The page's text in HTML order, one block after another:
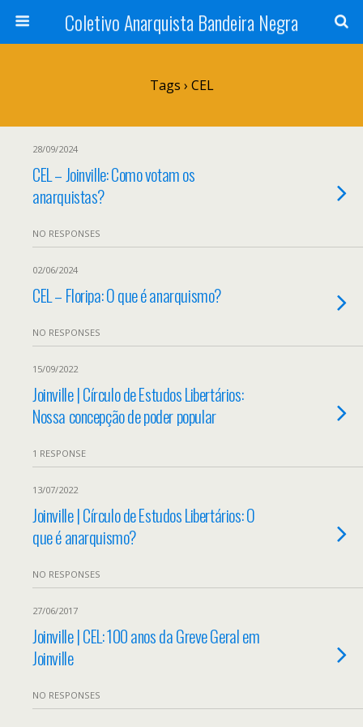
Coletivo Anarquista Bandeira Negra
Tags › CEL
28/09/2024
CEL – Joinville: Como votam os
anarquistas?
NO RESPONSES
02/06/2024
CEL – Floripa: O que é anarquismo?
NO RESPONSES
15/09/2022
Joinville | Círculo de Estudos Libertários:
Nossa concepção de poder popular
1 RESPONSE
13/07/2022
Joinville | Círculo de Estudos Libertários: O
que é anarquismo?
NO RESPONSES
27/06/2017
Joinville | CEL: 100 anos da Greve Geral em
Joinville
NO RESPONSES